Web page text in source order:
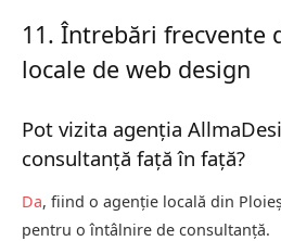
11. Întrebări frecvente
locale de web design
Pot vizita agenția
consultanță față în față?
Da, fiind o agenție locală din
pentru o întâlnire de consultanță.